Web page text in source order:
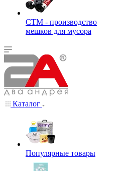
СТМ - производство
мешков для мусора
Каталог
Популярные товары